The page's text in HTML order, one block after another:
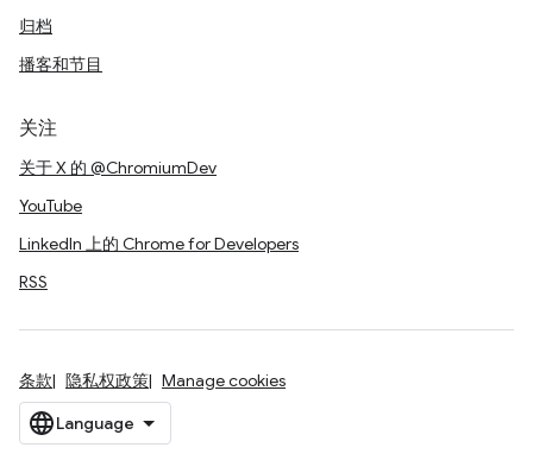
归档
播客和节目
关注
关于 X 的 @ChromiumDev
YouTube
LinkedIn 上的 Chrome for Developers
RSS
条款 隐私权政策 Manage cookies